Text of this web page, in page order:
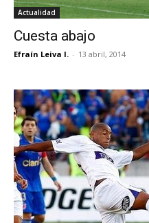
Actualidad
Cuesta abajo
Efraín Leiva I. - 13 abril, 2014